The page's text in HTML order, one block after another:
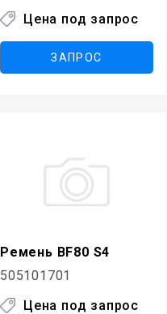
Цена под запрос
ЗАПРОС
Ремень BF80 S4
505101701
Цена под запрос